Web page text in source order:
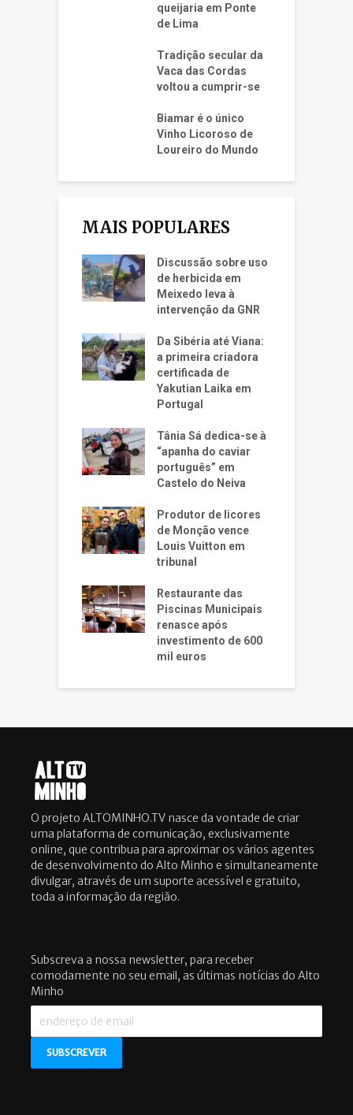
queijaria em Ponte
de Lima
Tradição secular da
Vaca das Cordas
voltou a cumprir-se
Biamar é o único
Vinho Licoroso de
Loureiro do Mundo
MAIS POPULARES
Discussão sobre uso
de herbicida em
Meixedo leva à
intervenção da GNR
Da Sibéria até Viana:
a primeira criadora
certificada de
Yakutian Laika em
Portugal
Tânia Sá dedica-se à
“apanha do caviar
português” em
Castelo do Neiva
Produtor de licores
de Monção vence
Louis Vuitton em
tribunal
Restaurante das
Piscinas Municipais
renasce após
investimento de 600
mil euros
O projeto ALTOMINHO.TV nasce da vontade de criar
uma plataforma de comunicação, exclusivamente
online, que contribua para aproximar os vários agentes
de desenvolvimento do Alto Minho e simultaneamente
divulgar, através de um suporte acessível e gratuito,
toda a informação da região.
Subscreva a nossa newsletter, para receber
comodamente no seu email, as últimas notícias do Alto
Minho